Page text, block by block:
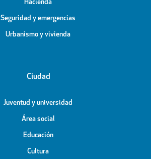
Hacienda
Seguridad y emergencias
Urbanismo y vivienda
Ciudad
Juventud y universidad
Área social
Educación
Cultura